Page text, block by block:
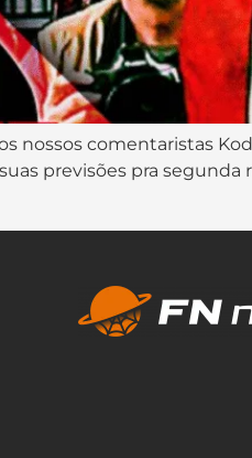
nossos comentaristas
previsões pra segunda